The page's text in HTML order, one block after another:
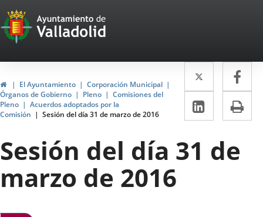
Portal
Web
del
Ayuntamiento
de
Valladolid
InicioEl Ayuntamiento
Corporación Municipal
Órganos de Gobierno
Pleno
Comisiones del
Pleno
Acuerdos adoptados por la
Comisión
Sesión del día 31 de marzo de 2016
Twitter
Enlace
a
una
externa.
a
LinkedIn
Enlace
a
una
Sesión del día 31 de
marzo de 2016